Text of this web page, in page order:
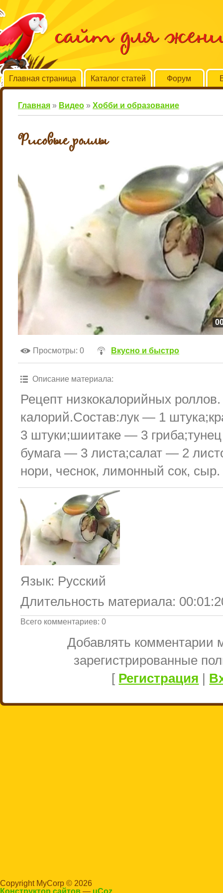
сайт для
Главная страница Каталог статей Форум
Главная » Видео » Хобби и образование
Рисовые роллы
Просмотры: 0 Вкусно и быстро
Описание материала:
Рецепт низкокалорийных
калорий.Состав:лук — 1
3 штуки;шиитаке — 3
бумага — 3 листа;салат — 2
нори, чеснок, лимонный сок, сыр.
Язык: Русский
Длительность материала:
Всего комментариев: 0
Добавлять комментарии
зарегистрированные
[ Регистрация |
Copyright MyCorp © 2026
Конструктор сайтов — uCoz